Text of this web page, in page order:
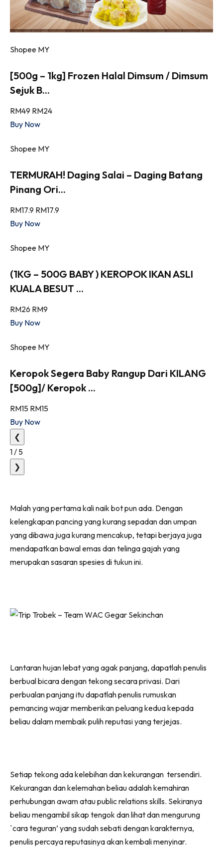
Shopee MY
[500g – 1kg] Frozen Halal Dimsum / Dimsum
Sejuk B...
RM49 RM24
Buy Now
Shopee MY
TERMURAH! Daging Salai – Daging Batang
Pinang Ori...
RM17.9 RM17.9
Buy Now
Shopee MY
(1KG – 500G BABY ) KEROPOK IKAN ASLI
KUALA BESUT ...
RM26 RM9
Buy Now
Shopee MY
Keropok Segera Baby Rangup Dari KILANG
[500g]/ Keropok ...
RM15 RM15
Buy Now
❮
1 / 5
❯
Malah yang pertama kali naik bot pun ada. Dengan
kelengkapan pancing yang kurang sepadan dan umpan
yang dibawa juga kurang mencakup, tetapi berjaya juga
mendapatkan bawal emas dan telinga gajah yang
merupakan sasaran spesies di tukun ini.
Lantaran hujan lebat yang agak panjang, dapatlah penulis
berbual bicara dengan tekong secara privasi. Dari
perbualan panjang itu dapatlah penulis rumuskan
pemancing wajar memberikan peluang kedua kepada
beliau dalam membaik pulih reputasi yang terjejas.
Setiap tekong ada kelebihan dan kekurangan tersendiri.
Kekurangan dan kelemahan beliau adalah kemahiran
perhubungan awam atau public relations skills. Sekiranya
beliau mengambil sikap tengok dan lihat dan mengurung
`cara teguran’ yang sudah sebati dengan karakternya,
penulis percaya reputasinya akan kembali menyinar.